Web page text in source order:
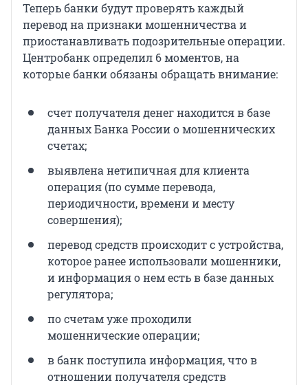
Теперь банки будут проверять каждый
перевод на признаки мошенничества и
приостанавливать подозрительные операции.
Центробанк определил 6 моментов, на
которые банки обязаны обращать внимание:
счет получателя денег находится в базе
данных Банка России о мошеннических
счетах;
выявлена нетипичная для клиента
операция (по сумме перевода,
периодичности, времени и месту
совершения);
перевод средств происходит с устройства,
которое ранее использовали мошенники,
и информация о нем есть в базе данных
регулятора;
по счетам уже проходили
мошеннические операции;
в банк поступила информация, что в
отношении получателя средств